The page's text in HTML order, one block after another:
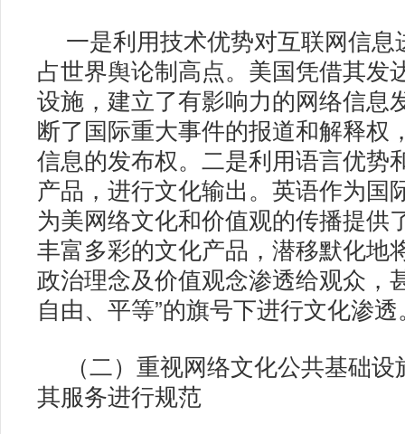
一是利用技术优势对互联网信息
占世界舆论制高点。美国凭借其发
设施，建立了有影响力的网络信息
断了国际重大事件的报道和解释权
信息的发布权。二是利用语言优势
产品，进行文化输出。英语作为国
为美网络文化和价值观的传播提供
丰富多彩的文化产品，潜移默化地
政治理念及价值观念渗透给观众，
自由、平等”的旗号下进行文化渗透
（二）重视网络文化公共基础
其服务进行规范